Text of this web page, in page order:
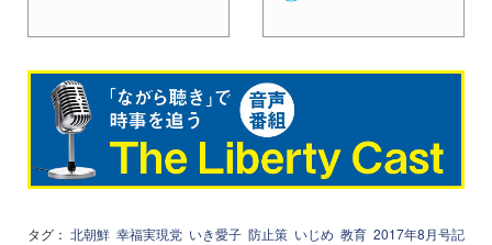
タグ： 北朝鮮 幸福実現党 いき愛子 防止策 いじめ 教育 2017年8月号記